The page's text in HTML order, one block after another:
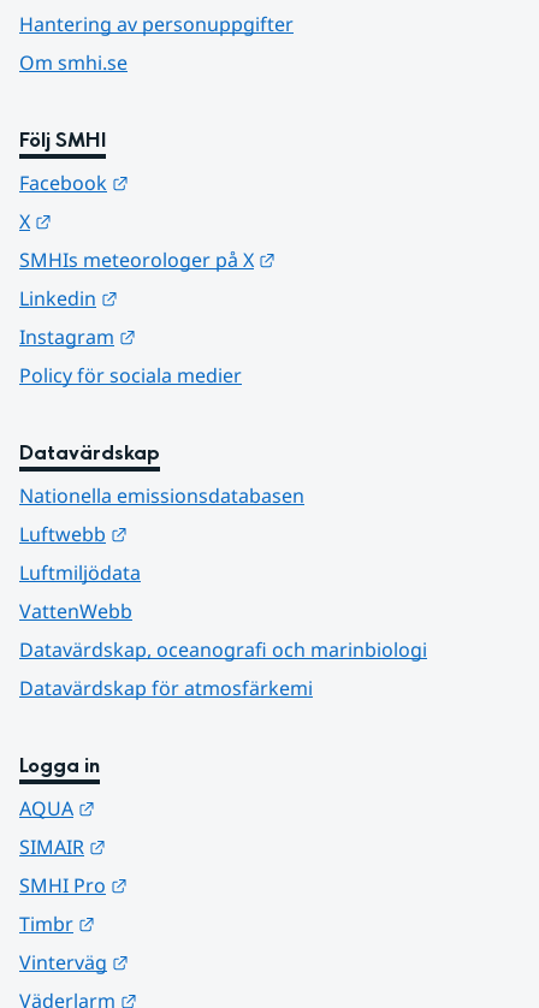
Hantering av personuppgifter
Om smhi.se
Följ SMHI
Facebook
X
SMHIs meteorologer på X
Linkedin
Instagram
Policy för sociala medier
Datavärdskap
Nationella emissionsdatabasen
Luftwebb
Luftmiljödata
VattenWebb
Datavärdskap, oceanografi och marinbiologi
Datavärdskap för atmosfärkemi
Logga in
AQUA
SIMAIR
SMHI Pro
Timbr
Vinterväg
Väderlarm